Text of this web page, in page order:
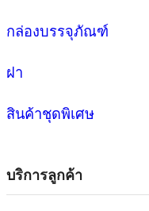
กล่องบรรจุภัณฑ์
ฝา
สินค้าชุดพิเศษ
บริการลูกค้า